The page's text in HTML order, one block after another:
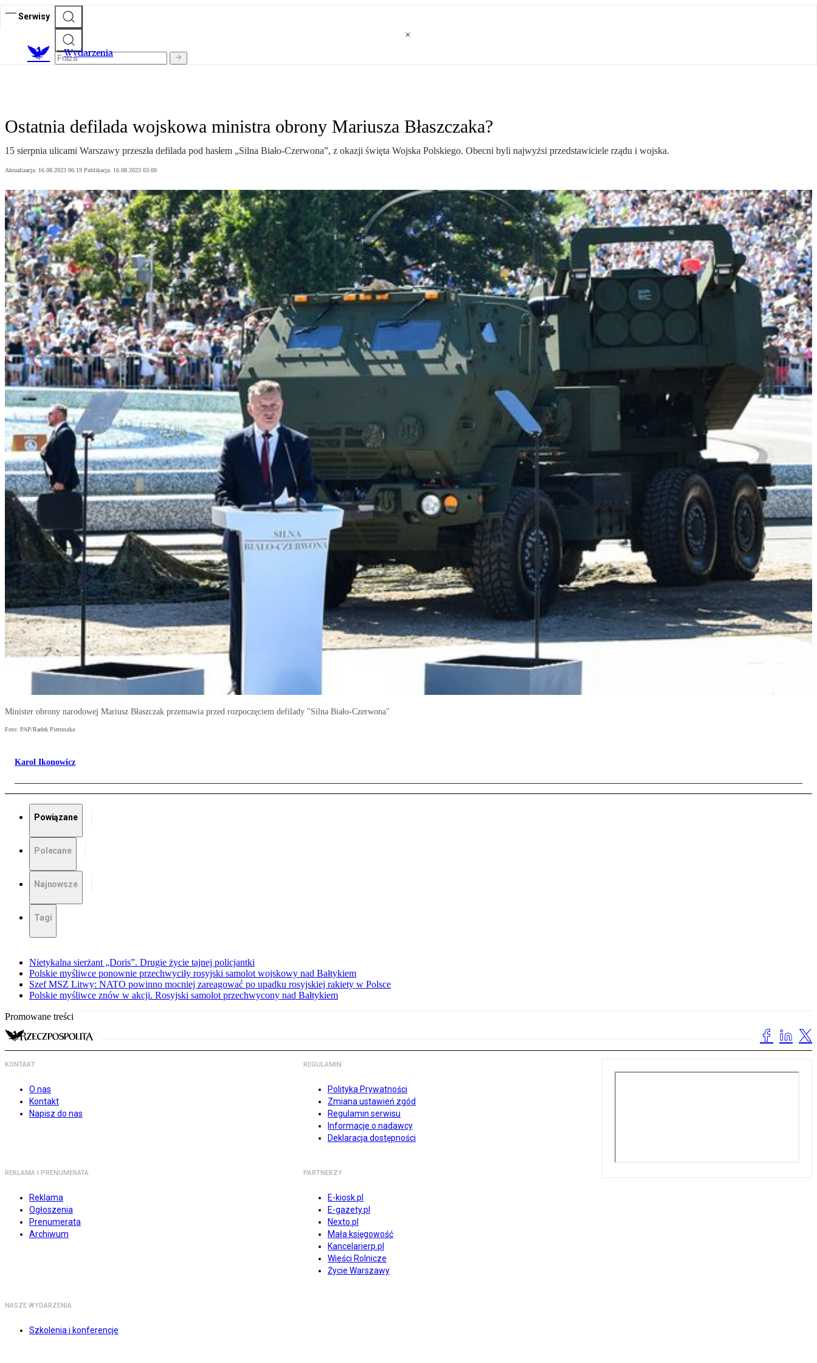
Serwisy
Wydarzenia
Ostatnia defilada wojskowa ministra obrony Mariusza Błaszczaka?
15 sierpnia ulicami Warszawy przeszła defilada pod hasłem „Silna Biało-Czerwona”, z okazji święta Wojska Polskiego. Obecni byli najwyżsi przedstawiciele rządu i wojska.
Aktualizacja: 16.08.2023 06:19 Publikacja: 16.08.2023 03:00
Minister obrony narodowej Mariusz Błaszczak przemawia przed rozpoczęciem defilady "Silna Biało-Czerwona"
Foto: PAP/Radek Pietruszka
Karol Ikonowicz
Powiązane
Polecane
Najnowsze
Tagi
Nietykalna sierżant „Doris”. Drugie życie tajnej policjantki
Polskie myśliwce ponownie przechwyciły rosyjski samolot wojskowy nad Bałtykiem
Szef MSZ Litwy: NATO powinno mocniej zareagować po upadku rosyjskiej rakiety w Polsce
Polskie myśliwce znów w akcji. Rosyjski samolot przechwycony nad Bałtykiem
Promowane treści
KONTAKT
O nas
Kontakt
Napisz do nas
REGULAMIN
Polityka Prywatności
Zmiana ustawień zgód
Regulamin serwisu
Informacje o nadawcy
Deklaracja dostępności
REKLAMA I PRENUMERATA
Reklama
Ogłoszenia
Prenumerata
Archiwum
PARTNERZY
E-kiosk.pl
E-gazety.pl
Nexto.pl
Mała księgowość
Kancelarierp.pl
Wieści Rolnicze
Życie Warszawy
NASZE WYDARZENIA
Szkolenia i konferencje